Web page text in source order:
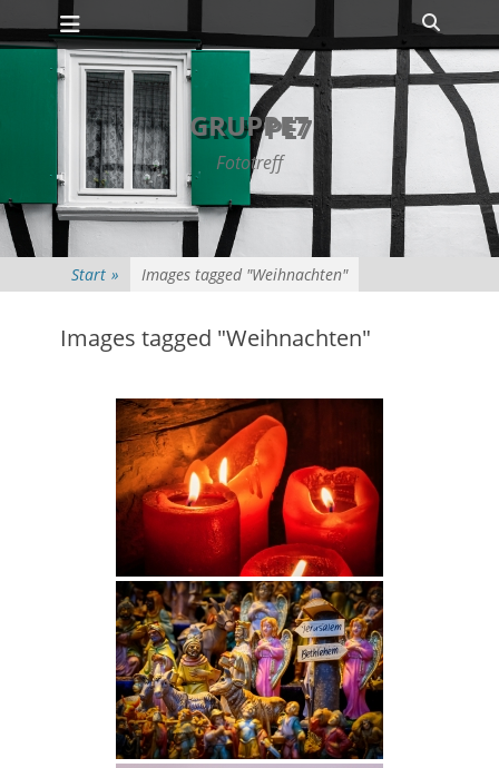
Zum
Inhalt
springen
Primäres Menü
GRUPPE7
Fototreff
Start » Images tagged "Weihnachten"
Images tagged "Weihnachten"